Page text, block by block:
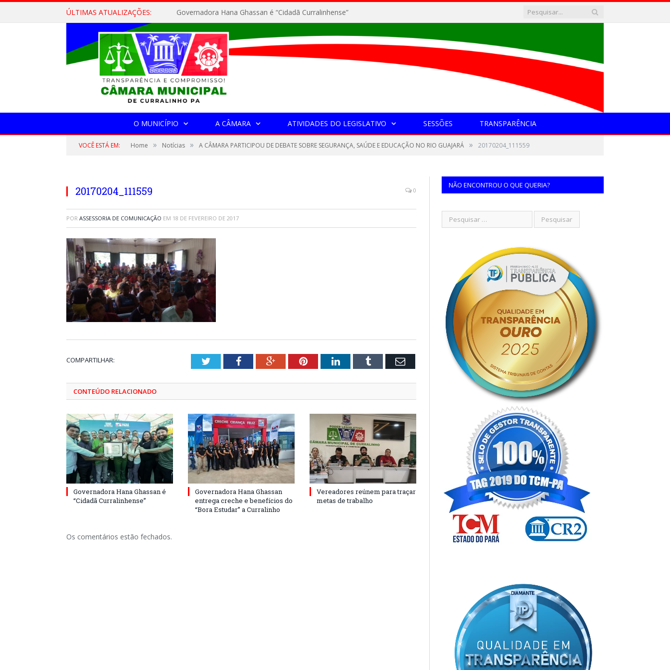
ÚLTIMAS ATUALIZAÇÕES: Governadora Hana Ghassan é “Cidadã Curralinhense”
O MUNICÍPIO A CÂMARA ATIVIDADES DO LEGISLATIVO SESSÕES TRANSPARÊNCIA
VOCÊ ESTÁ EM: Home » Notícias » A CÂMARA PARTICIPOU DE DEBATE SOBRE SEGURANÇA, SAÚDE E EDUCAÇÃO NO RIO GUAJARÁ » 20170204_111559
20170204_111559 0
POR ASSESSORIA DE COMUNICAÇÃO EM 18 DE FEVEREIRO DE 2017
COMPARTILHAR: TwitterFacebookGoogle+PinterestLinkedInTumblr Email
CONTEÚDO RELACIONADO
Governadora Hana Ghassan é
“Cidadã Curralinhense”
Governadora Hana Ghassan
entrega creche e benefícios do
“Bora Estudar” a Curralinho
Vereadores reúnem para traçar
metas de trabalho
Os comentários estão fechados.
NÃO ENCONTROU O QUE QUERIA?